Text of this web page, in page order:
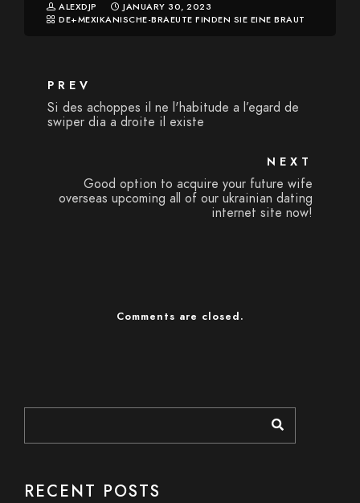
ALEXDJP
JANUARY 30, 2023
DE+MEXIKANISCHE-BRAEUTE FINDEN SIE EINE BRAUT
PREV
Si des achoppes il ne l'habitude a l’egard de
swiper dia a droite il existe
NEXT
Good option to acquire your future wife
overseas upcoming all of our ukrainian dating
internet site now!
Comments are closed.
RECENT POSTS